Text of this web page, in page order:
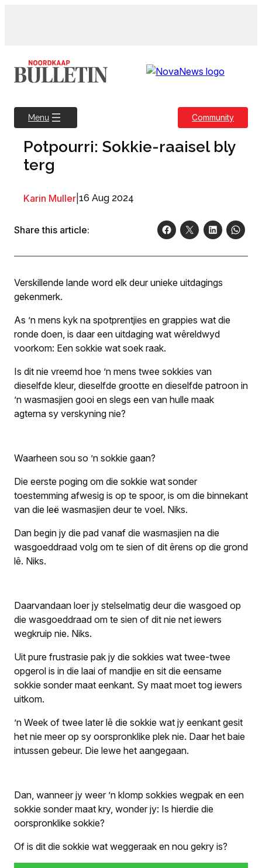
Menu Community
Potpourri: Sokkie-raaisel bly
terg
Karin Muller 16 Aug 2024
Share this article:
Verskillende lande word elk deur unieke uitdagings
gekenmerk.
As ’n mens kyk na spotprentjies en grappies wat die
ronde doen, is daar een uitdaging wat wêreldwyd
voorkom: Een sokkie wat soek raak.
Is dit nie vreemd hoe ’n mens twee sokkies van
dieselfde kleur, dieselfde grootte en dieselfde patroon in
’n wasmasjien gooi en slegs een van hulle maak
agterna sy verskyning nie?
Waarheen sou so ’n sokkie gaan?
Die eerste poging om die sokkie wat sonder
toestemming afwesig is op te spoor, is om die binnekant
van die leë wasmasjien deur te voel. Niks.
Dan begin jy die pad vanaf die wasmasjien na die
wasgoeddraad volg om te sien of dit êrens op die grond
lê. Niks.
Daarvandaan loer jy stelselmatig deur die wasgoed op
die wasgoeddraad om te sien of dit nie net iewers
wegkruip nie. Niks.
Uit pure frustrasie pak jy die sokkies wat twee-twee
opgerol is in die laai of mandjie en sit die eensame
sokkie sonder maat eenkant. Sy maat moet tog iewers
uitkom.
’n Week of twee later lê die sokkie wat jy eenkant gesit
het nie meer op sy oorspronklike plek nie. Daar het baie
intussen gebeur. Die lewe het aangegaan.
Dan, wanneer jy weer ’n klomp sokkies wegpak en een
sokkie sonder maat kry, wonder jy: Is hierdie die
oorspronklike sokkie?
Of is dit die sokkie wat weggeraak en nou gekry is?